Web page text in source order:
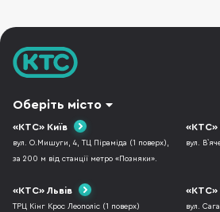
Оберіть місто
«КТС» Київ
вул. О.Мишуги, 4, ТЦ Піраміда (1 поверх),
за 200 м від станції метро «Позняки».
«КТС»
вул.
«КТС» Львів
ТРЦ Кінг Крос Леополіс (1 поверх)
«КТС»
вул.